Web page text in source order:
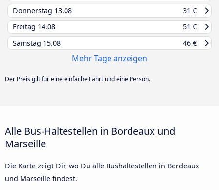
Donnerstag 13.08
31 €
Freitag 14.08
51 €
Samstag 15.08 46 €
Mehr Tage anzeigen
Der Preis gilt für eine einfache Fahrt und eine Person.
Alle Bus-Haltestellen in Bordeaux und
Marseille
Die Karte zeigt Dir, wo Du alle Bushaltestellen in Bordeaux
und Marseille findest.